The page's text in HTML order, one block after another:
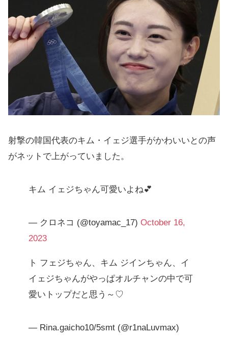
射撃の韓国代表のキム・イェジ選手がかわいいとの声
がネットで上がっていました。
キム イェジちゃん可愛いよね💕
— クロネコ (@toyamac_17) October 16,
2023
ト フェジちゃん、キム ジインちゃん、イ
イェジちゃんがやっぱオルチャンの中で可
愛いトップだと思う～♡
— Rina.gaicho10/5smt (@r1naLuvmax)